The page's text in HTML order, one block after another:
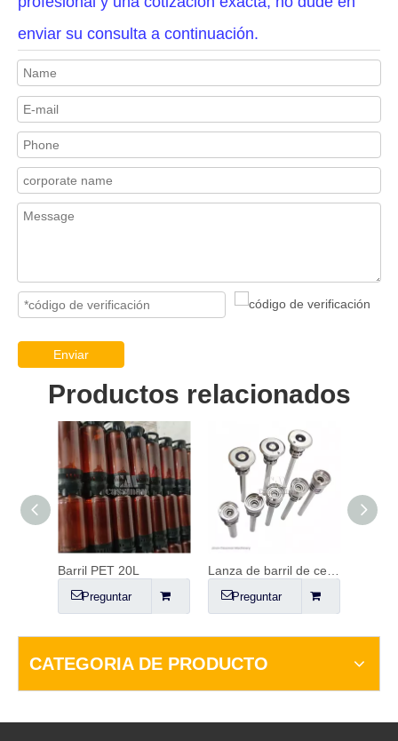
enviar su consulta a continuación.
Enviar
Productos relacionados
Barril PET 20L
Preguntar Preguntar
CATEGORIA DE PRODUCTO